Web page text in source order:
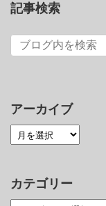
記事検索
アーカイブ
カテゴリー